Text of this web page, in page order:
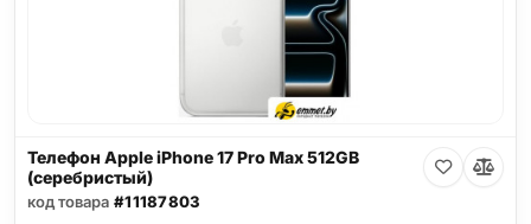
Телефон Apple iPhone 17 Pro Max 512GB
(серебристый)
код товара #11187803